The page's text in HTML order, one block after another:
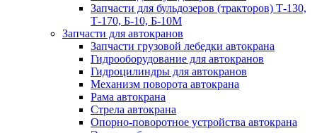
Запчасти для бульдозеров (тракторов) Т-130,
Т-170, Б-10, Б-10М
Запчасти для автокранов
Запчасти грузовой лебедки автокрана
Гидрооборудование для автокранов
Гидроцилиндры для автокранов
Механизм поворота автокрана
Рама автокрана
Стрела автокрана
Опорно-поворотное устройства автокрана